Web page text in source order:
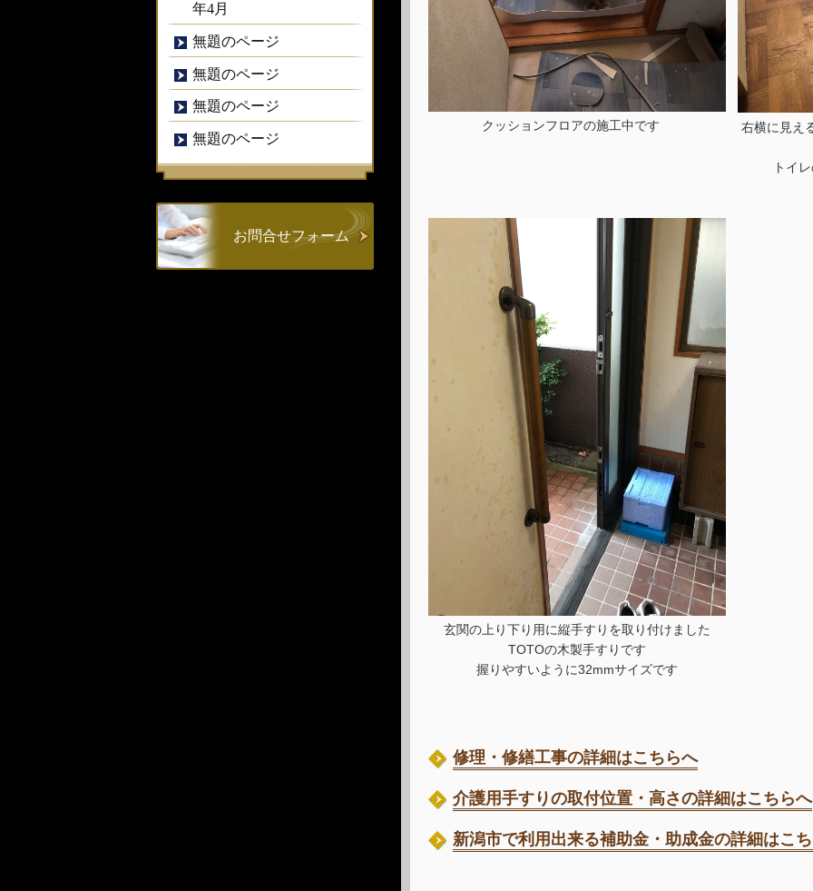
クッションフロアの施工中です
玄関の上り下り用に縦手すりを取り付けました
TOTOの木製手すりです
握りやすいように32mmサイズです
右横に見え
トイ
修理・修繕工事の詳細はこちらへ
介護用手すりの取付位置・高さの詳細はこちらへ
新潟市で利用出来る補助金・助成金の詳細はこ
年4月
無題のページ
無題のページ
無題のページ
無題のページ
お問合せフォーム